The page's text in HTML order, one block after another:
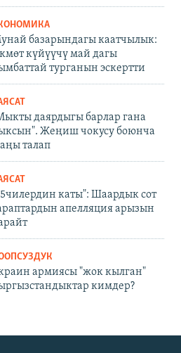
базарындагы каатчылык:
күйүүчү май дагы
турганын эскертти
даярдыгы барлар гана
Жеңиш чокусу боюнча
талап
каты": Шаардык сот
апелляция арызын
армиясы "жок кылган"
кимдер?